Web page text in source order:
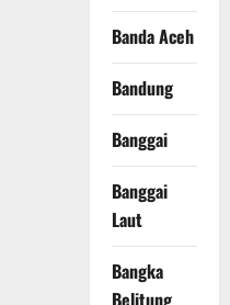
Banda Aceh
Bandung
Banggai
Banggai
Laut
Bangka